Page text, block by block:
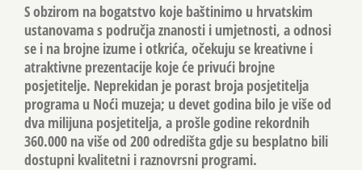
S obzirom na bogatstvo koje baštinimo u hrvatskim
ustanovama s područja znanosti i umjetnosti, a odnosi
se i na brojne izume i otkrića, očekuju se kreativne i
atraktivne prezentacije koje će privući brojne
posjetitelje. Neprekidan je porast broja posjetitelja
programa u Noći muzeja; u devet godina bilo je više od
dva milijuna posjetitelja, a prošle godine rekordnih
360.000 na više od 200 odredišta gdje su besplatno bili
dostupni kvalitetni i raznovrsni programi.